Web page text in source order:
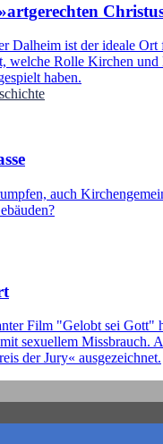
Dalheim ist der ideale Ort
welche Rolle Kirchen
haben.
auch
Film "Gelobt sei Gott"
sexuellem Missbrauch.
der Jury« ausgezeichnet.